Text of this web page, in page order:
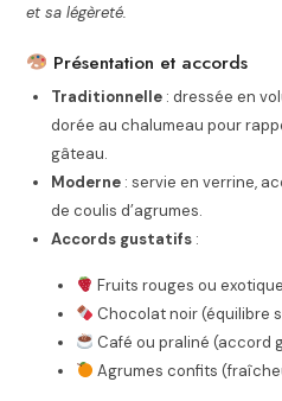
et sa légèreté.
Présentation et accords
Traditionnelle : dressée en
dorée au chalumeau pour
gâteau.
Moderne : servie en verrine,
de coulis d’agrumes.
Accords gustatifs :
Fruits rouges ou
Chocolat noir (équilibre
Café ou praliné (accord
Agrumes confits